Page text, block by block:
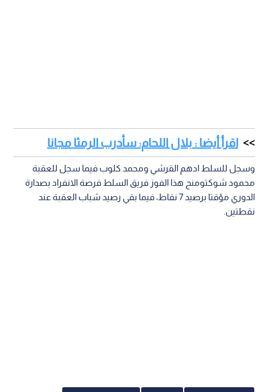
اقرأ أيضا : بلال اللحام: سأدرب الرمثا مجانا
وسجل للسلط ادهم القرشي ومحمد كلوب فيما سجل للعقبة
محمود شوكتومنح هذا الفوز فريق السلط فرصة الانفراد بصدارة
الدوري مؤقتا برصيد 7 نقاط، فيما بقي رصيد شباب العقبة عند
نقطتين.